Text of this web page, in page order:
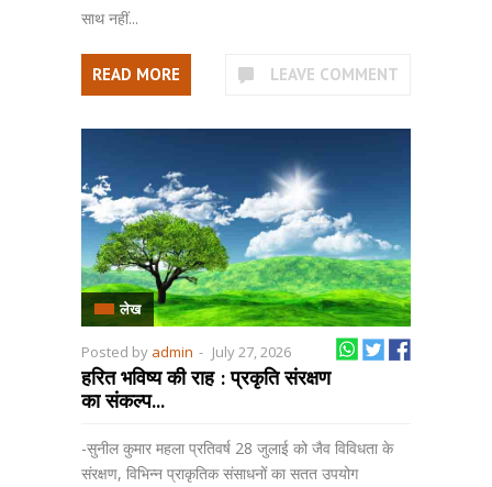
साथ नहीं...
READ MORE LEAVE COMMENT
लेख
Posted by admin - July 27, 2026
हरित भविष्य की राह : प्रकृति संरक्षण
का संकल्प...
-सुनील कुमार महला प्रतिवर्ष 28 जुलाई को जैव विविधता के
संरक्षण, विभिन्न प्राकृतिक संसाधनों का सतत उपयोग